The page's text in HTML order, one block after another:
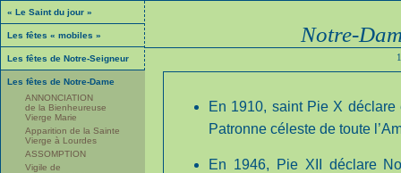
« Le Saint du jour »
Les fêtes « mobiles »
Les fêtes de Notre-Seigneur
Les fêtes de Notre-Dame
ANNONCIATION
de la Bienheureuse
Vierge Marie
Apparition de la Sainte
Vierge à Lourdes
ASSOMPTION
Vigile de
Notre-
En 1910, saint Pie X
Patronne céleste de toute
En 1946, Pie XII déclare